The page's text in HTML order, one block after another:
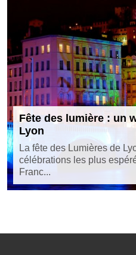
Fête des lumière : un
Lyon
La fête des Lumières de
célébrations les plus
Franc...